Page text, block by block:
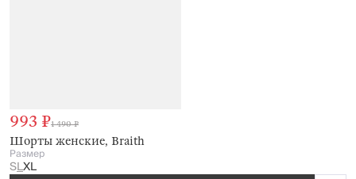
Шорты женские, Braith
993 ₽1 490 ₽
Размер
SLXL